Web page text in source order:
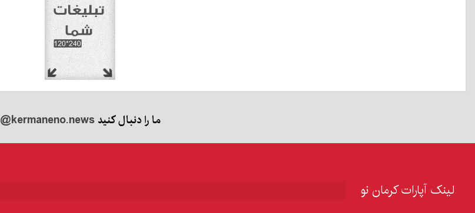
ما را دنبال کنید@kermaneno.news
لینک آپارات کرمان نو